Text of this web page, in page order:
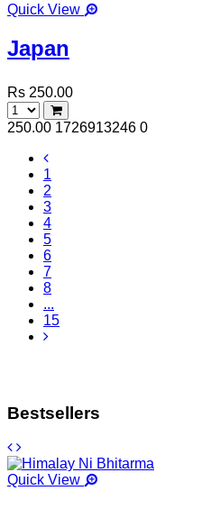
Quick View
Japan
Rs 250.00
250.00 1726913246 0
1
2
3
4
5
6
7
8
...
15
Bestsellers
Quick View